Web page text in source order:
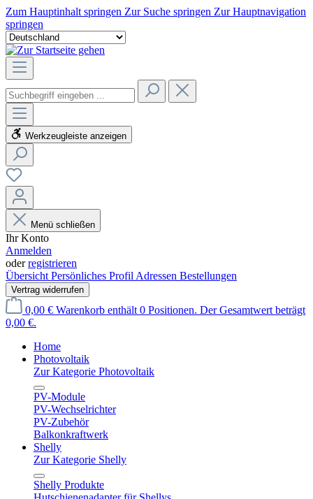
Zum Hauptinhalt springen Zur Suche springen Zur Hauptnavigation
springen
Werkzeugleiste anzeigen
Menü schließen
Ihr Konto
Anmelden
oderregistrieren
Übersicht Persönliches Profil Adressen Bestellungen
Vertrag widerrufen
0,00 € Warenkorb enthält 0 Positionen. Der Gesamtwert beträgt
0,00 €.
Home
Photovoltaik
Zur Kategorie Photovoltaik
PV-Module
PV-Wechselrichter
PV-Zubehör
Balkonkraftwerk
Shelly
Zur Kategorie Shelly
Shelly Produkte